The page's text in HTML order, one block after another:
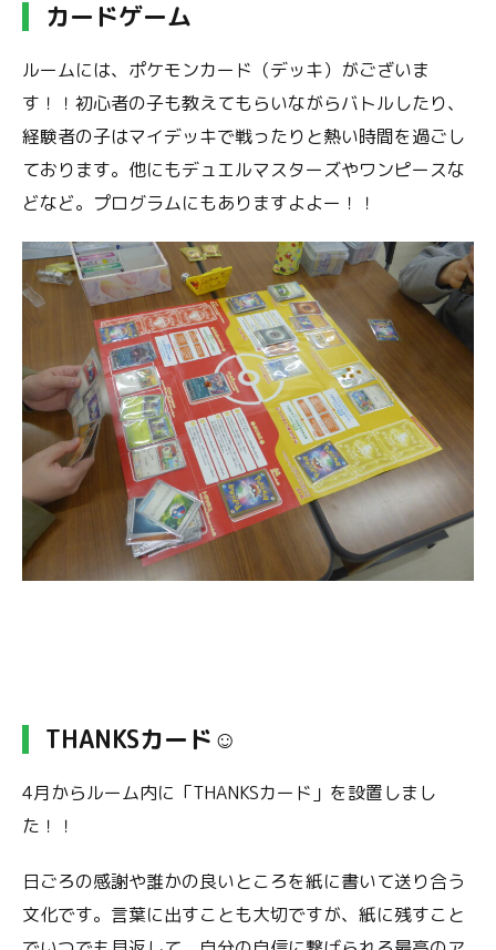
カードゲーム
ルームには、ポケモンカード（デッキ）がございま
す！！初心者の子も教えてもらいながらバトルしたり、
経験者の子はマイデッキで戦ったりと熱い時間を過ごし
ております。他にもデュエルマスターズやワンピースな
どなど。プログラムにもありますよよー！！
THANKSカード☺
4月からルーム内に「THANKSカード」を設置しまし
た！！
日ごろの感謝や誰かの良いところを紙に書いて送り合う
文化です。言葉に出すことも大切ですが、紙に残すこと